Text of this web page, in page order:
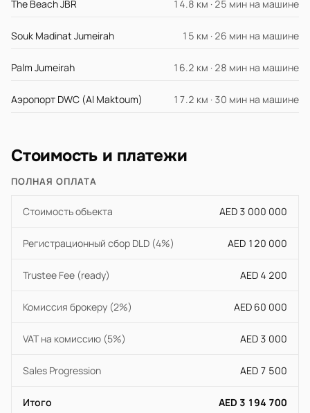
The Beach JBR 14.8 км · 25 мин на машине
Souk Madinat Jumeirah 15 км · 26 мин на машине
Palm Jumeirah 16.2 км · 28 мин на машине
Аэропорт DWC (Al Maktoum) 17.2 км · 30 мин на машине
Стоимость и платежи
ПОЛНАЯ ОПЛАТА
Стоимость объекта AED 3 000 000
Регистрационный сбор DLD (4%) AED 120 000
Trustee Fee (ready) AED 4 200
Комиссия брокеру (2%) AED 60 000
VAT на комиссию (5%) AED 3 000
Sales Progression AED 7 500
Итого AED 3 194 700